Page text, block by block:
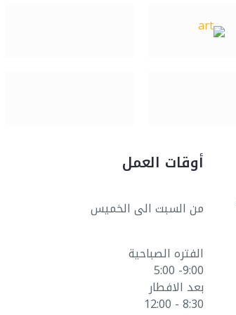
أوقات العمل
من السبت الى الخميس
الفتره الصباحية
9:00- 5:00
بعد الافطار
8:30 - 12:00